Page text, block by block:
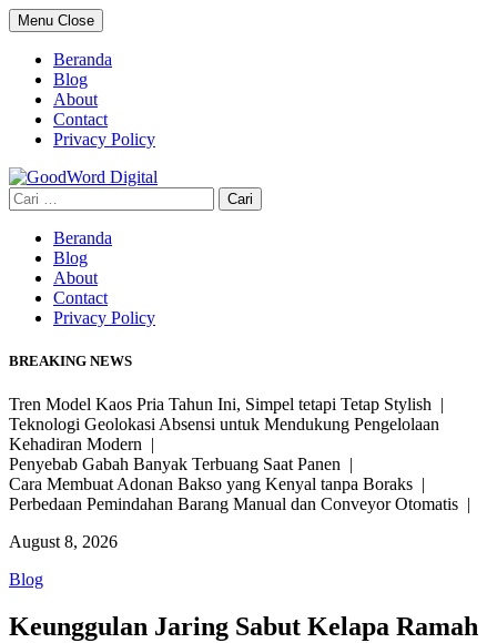
Skip
to
content
Menu Close
Beranda
Blog
About
Contact
Privacy Policy
Cari
untuk:
Beranda
Blog
About
Contact
Privacy Policy
BREAKING NEWS
Tren Model Kaos Pria Tahun Ini, Simpel tetapi Tetap Stylish |
Teknologi Geolokasi Absensi untuk Mendukung Pengelolaan
Kehadiran Modern |
Penyebab Gabah Banyak Terbuang Saat Panen |
Cara Membuat Adonan Bakso yang Kenyal tanpa Boraks |
Perbedaan Pemindahan Barang Manual dan Conveyor Otomatis |
August 8, 2026
Blog
Keunggulan Jaring Sabut Kelapa Ramah